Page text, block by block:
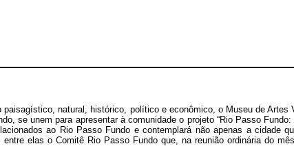
natural, histórico, político e econômico, o Museu de
se unem para apresentar à comunidade o projeto “Rio Passo
ao Rio Passo Fundo e contemplará não apenas a cidade
elas o Comitê Rio Passo Fundo que, na reunião ordinária do